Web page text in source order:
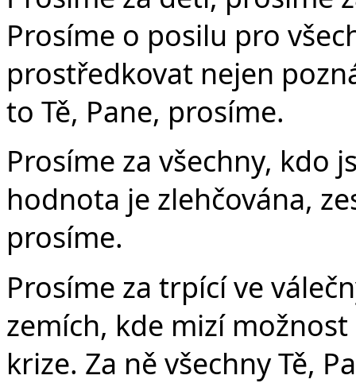
Prosíme o posilu pro
prostředkovat nejen
to Tě, Pane, prosíme.
Prosíme za všechny, kdo
hodnota je zlehčována,
prosíme.
Prosíme za trpící ve
zemích, kde mizí
krize. Za ně všechny Tě,